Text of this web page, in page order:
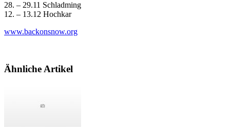
28. – 29.11 Schladming
12. – 13.12 Hochkar
www.backonsnow.org
Ähnliche Artikel